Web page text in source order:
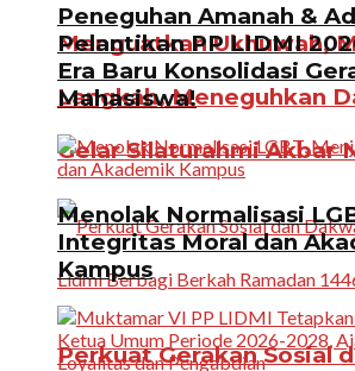
Menguatkan Ukhuwah,
Langkah, Meneguhkan
Gelar Silaturahmi Akbar
Perkuat Gerakan Sosial
Peneguhan Amanah &
Pelantikan PP LIDMI
Era Baru Konsolidasi
Mahasiswa!
Menolak Normalisasi
Integritas Moral dan
Kampus